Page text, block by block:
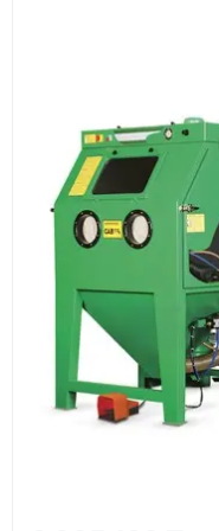
поставщика,
Перед отгрузкой
проверку. По
фото- или
момент отправки.
Срок поставки
поставщика,
выбранной
маршрута.